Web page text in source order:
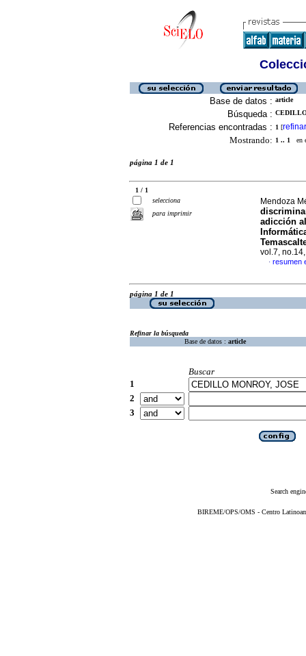
Base de datos : article
Búsqueda :
Referencias encontradas : 1 [refinar
Mostrando: 1 .. 1 en
página 1 de 1
1 / 1
selecciona
para imprimir
Mendoza
adicción
vol.7,
· resumen
página 1 de 1
Refinar la búsqueda
Base de datos : article
Buscar
1
2
3
Search
BIREME/OPS/OMS - Centro